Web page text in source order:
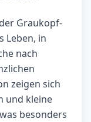
Graukopf-
Leben, in
nach
zeigen sich
und kleine
besonders